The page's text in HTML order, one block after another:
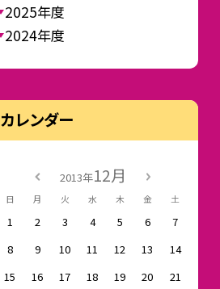
2025年度
2024年度
カレンダー
2013年12月
日 月 火 水 木 金 土
1 2 3 4 5 6
7
8
9 10 11 12 13
14
15
16 17 18 19 20
21